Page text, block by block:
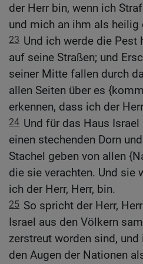
der Herr bin, wenn ich
und mich an ihm als heilig
23 Und ich werde die Pest
auf seine Straßen; und
seiner Mitte fallen durch
allen Seiten über es
erkennen, dass ich der
24 Und für das Haus
einen stechenden Dorn
Stachel geben von allen
die sie verachten. Und sie
ich der Herr, Herr, bin.
25 So spricht der Herr,
Israel aus den Völkern
zerstreut worden sind,
den Augen der Nationen